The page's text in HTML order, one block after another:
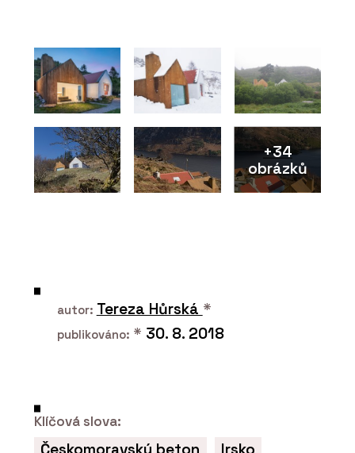
Kachle K&K Poker - Kolem kamen
+34
obrázků
autor: Tereza Hůrská *
publikováno: * 30. 8. 2018
Klíčová slova: